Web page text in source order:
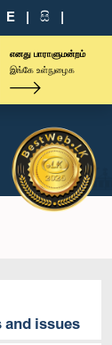
E | සි |
எனது பாராளுமன்றம்
இங்கே உள்நுழைக
and issues